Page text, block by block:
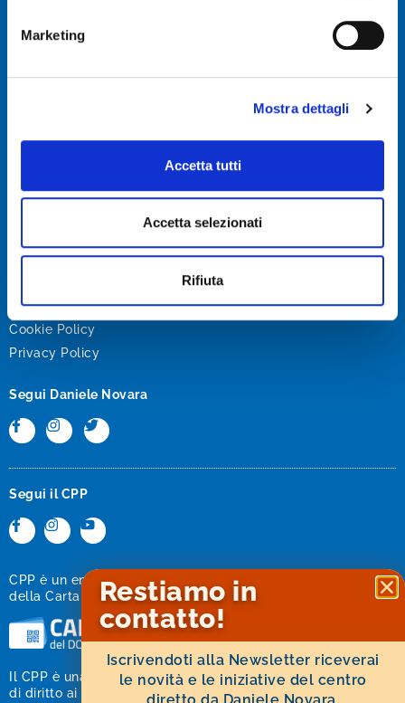
Marketing
Mostra dettagli
Accetta tutti
Accetta selezionati
Rifiuta
www.metododanielenovara.it
Termini e condizioni
Disclaimer
Cookie Policy
Privacy Policy
Segui Daniele Novara
Segui il CPP
CPP è un ente di formazione accreditato MIUR all’utilizzo
della Carta del Docente, Mepa, Sintel e Contracta.
Il CPP è una cooperativa sociale ed è equiparata alle Onlus
di diritto ai sensi del DLGS 460/97 all’art. 10.
Restiamo in
contatto!
Iscrivendoti alla Newsletter riceverai
le novità e le iniziative del centro
diretto da Daniele Novara.